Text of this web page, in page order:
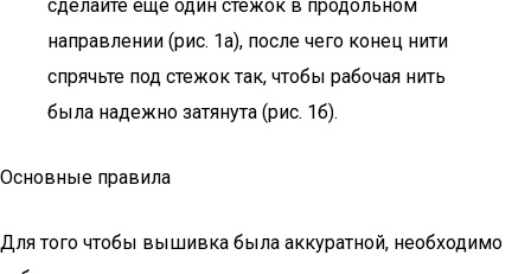
сделайте еще один стежок в продольном
направлении (рис. 1а), после чего конец нити
спрячьте под стежок так, чтобы рабочая нить
была надежно затянута (рис. 1б).
Основные правила
Для того чтобы вышивка была аккуратной, необходимо